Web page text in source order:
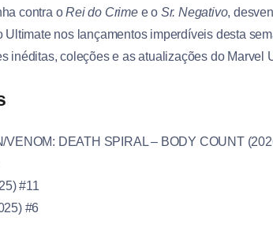
contra oRei do Crimee o Sr. Negativo,
Ultimate nos lançamentos imperdíveis desta
inéditas, coleções e as atualizações do Marvel
VENOM: DEATH SPIRAL – BODY COUNT
#11
#6